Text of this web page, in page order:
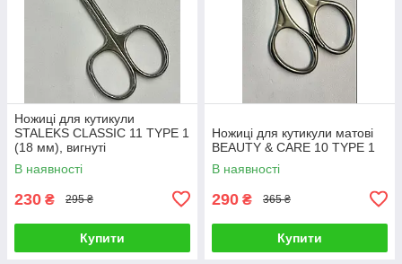
Ножиці для кутикули
STALEKS CLASSIC 11 TYPE 1
(18 мм), вигнуті
В наявності
230 ₴ 295 ₴
Купити
Ножиці для кутикули матові
BEAUTY & CARE 10 TYPE 1
В наявності
290 ₴ 365 ₴
Купити